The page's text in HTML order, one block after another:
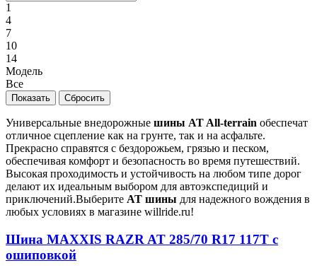
1
4
7
10
14
Модель
Все
Универсальные внедорожные шины AT All-terrain обеспечат
отличное сцепление как на грунте, так и на асфальте.
Прекрасно справятся с бездорожьем, грязью и песком,
обеспечивая комфорт и безопасность во время путешествий.
Высокая проходимость и устойчивость на любом типе дорог
делают их идеальным выбором для автоэкспедиций и
приключений.Выберите AT шины для надежного вождения в
любых условиях в магазине willride.ru!
Шина MAXXIS RAZR AT 285/70 R17 117T с
ошиповкой